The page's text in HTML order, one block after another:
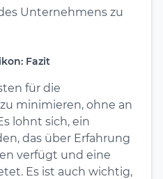
Unternehmens zu
Fazit
für die
minimieren, ohne an
lohnt sich, ein
das über Erfahrung
verfügt und eine
Es ist auch wichtig,